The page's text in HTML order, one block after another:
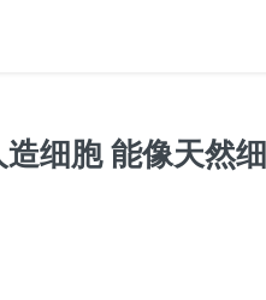
细胞 能像天然